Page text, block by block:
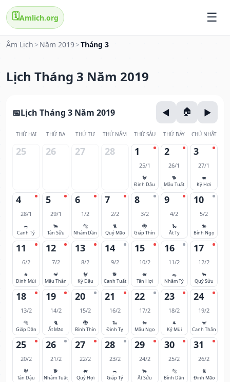
🗓️Amlich.org
Âm Lịch > Năm 2019>Tháng 3
Lịch Tháng 3 Năm 2019
Lịch Tháng 3 Năm 2019
THỨ HAI THỨ BA THỨ TƯ THỨ NĂM THỨ SÁU THỨ BẢY CHỦ NHẬT
25 26 27 28 1
25/1
🐓
Đinh Dậu
2
26/1
🐕
Mậu Tuất
3
27/1
🐖
Kỷ Hợi
4
28/1
🐀
Canh Tý
5
29/1
🐂
Tân Sửu
6
1/2
🐅
Nhâm Dần
7
2/2
🐈
Quý Mão
8
3/2
🐉
Giáp Thìn
9
4/2
🐍
Ất Tỵ
10
5/2
🐎
Bính Ngọ
11
6/2
🐐
Đinh Mùi
12
7/2
🐒
Mậu Thân
13
8/2
🐓
Kỷ Dậu
14
9/2
🐕
Canh Tuất
15
10/2
🐖
Tân Hợi
16
11/2
🐀
Nhâm Tý
17
12/2
🐂
Quý Sửu
18
13/2
🐅
Giáp Dần
19
14/2
🐈
Ất Mão
20
15/2
🐉
Bính Thìn
21
16/2
🐍
Đinh Tỵ
22
17/2
🐎
Mậu Ngọ
23
18/2
🐐
Kỷ Mùi
24
19/2
🐒
Canh Thân
25
20/2
🐓
Tân Dậu
26
21/2
🐕
Nhâm Tuất
27
22/2
🐖
Quý Hợi
28
23/2
🐀
Giáp Tý
29
24/2
🐂
Ất Sửu
30
25/2
🐅
Bính Dần
31
26/2
🐈
Đinh Mão